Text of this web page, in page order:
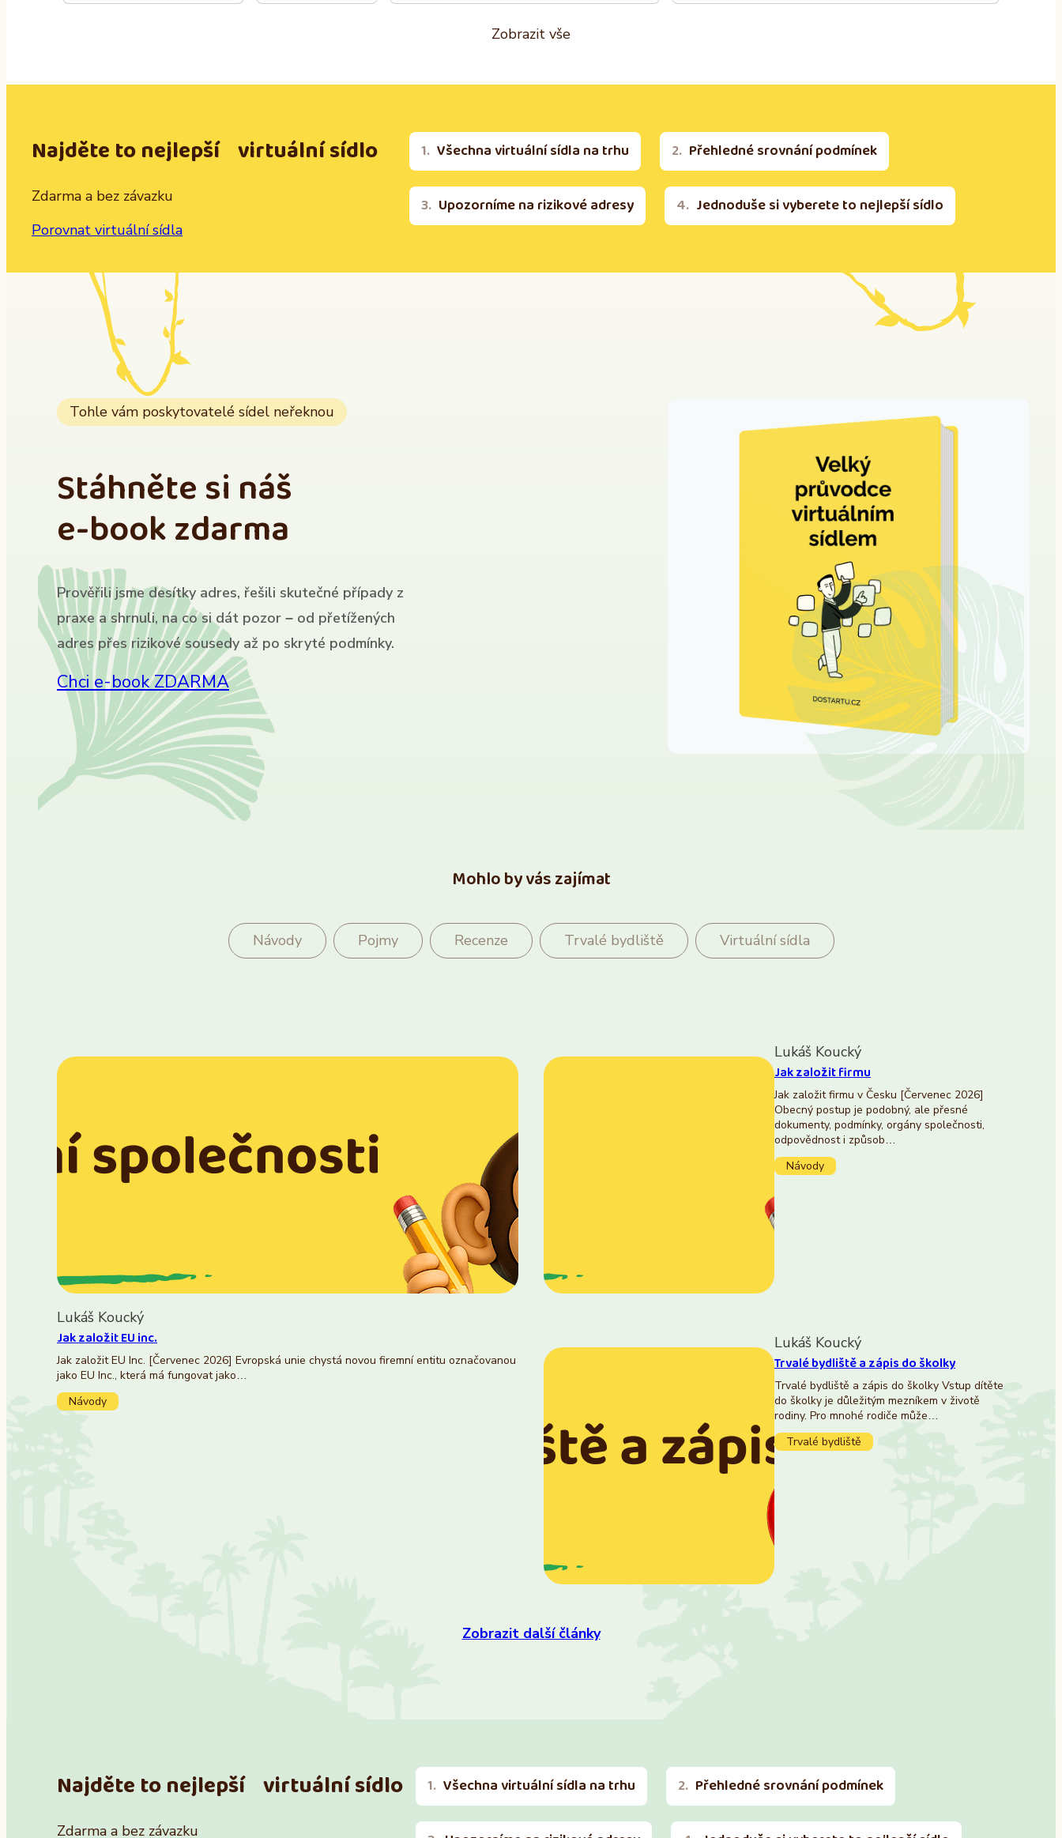
Zobrazit vše
Najděte to nejlepší virtuální sídlo
Zdarma a bez závazku
Porovnat virtuální sídla
Všechna virtuální sídla na trhu Přehledné srovnání podmínek
Upozorníme na rizikové adresy Jednoduše si vyberete to nejlepší sídlo
Tohle vám poskytovatelé sídel neřeknou
Stáhněte si náš
e-book zdarma
Prověřili jsme desítky adres, řešili skutečné případy z
praxe a shrnuli, na co si dát pozor – od přetížených
adres přes rizikové sousedy až po skryté podmínky.
Chci e-book ZDARMA
Mohlo by vás zajímat
Návody Pojmy Recenze Trvalé bydliště Virtuální sídla
Lukáš Koucký
Jak založit EU inc.
Jak založit EU Inc. [Červenec 2026] Evropská unie chystá novou firemní entitu označovanou
jako EU Inc., která má fungovat jako…
Návody
Lukáš Koucký
Jak založit firmu
Jak založit firmu v Česku [Červenec 2026]
Obecný postup je podobný, ale přesné
dokumenty, podmínky, orgány společnosti,
odpovědnost i způsob…
Návody
Lukáš Koucký
Trvalé bydliště a zápis do školky
Trvalé bydliště a zápis do školky Vstup dítěte
do školky je důležitým mezníkem v životě
rodiny. Pro mnohé rodiče může…
Trvalé bydliště
Zobrazit další články
Najděte to nejlepší virtuální sídlo
Zdarma a bez závazku
Všechna virtuální sídla na trhu Přehledné srovnání podmínek